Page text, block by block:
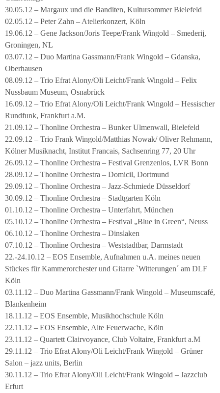
30.05.12 – Margaux und die Banditen, Kultursommer Bielefeld
02.05.12 – Peter Zahn – Atelierkonzert, Köln
19.06.12 – Gene Jackson/Joris Teepe/Frank Wingold – Smederij,
Groningen, NL
03.07.12 – Duo Martina Gassmann/Frank Wingold – Gdanska,
Oberhausen
08.09.12 – Trio Efrat Alony/Oli Leicht/Frank Wingold – Felix
Nussbaum Museum, Osnabrück
16.09.12 – Trio Efrat Alony/Oli Leicht/Frank Wingold – Hessischer
Rundfunk, Frankfurt a.M.
21.09.12 – Thonline Orchestra – Bunker Ulmenwall, Bielefeld
22.09.12 – Trio Frank Wingold/Matthias Nowak/ Oliver Rehmann,
Kölner Musiknacht, Institut Francais, Sachsenring 77, 20 Uhr
26.09.12 – Thonline Orchestra – Festival Grenzenlos, LVR Bonn
28.09.12 – Thonline Orchestra – Domicil, Dortmund
29.09.12 – Thonline Orchestra – Jazz-Schmiede Düsseldorf
30.09.12 – Thonline Orchestra – Stadtgarten Köln
01.10.12 – Thonline Orchestra – Unterfahrt, München
05.10.12 – Thonline Orchestra – Festival „Blue in Green“, Neuss
06.10.12 – Thonline Orchestra – Dinslaken
07.10.12 – Thonline Orchestra – Weststadtbar, Darmstadt
22.-24.10.12 – EOS Ensemble, Aufnahmen u.A. meines neuen
Stückes für Kammerorchester und Gitarre `Witterungen´ am DLF
Köln
03.11.12 – Duo Martina Gassmann/Frank Wingold – Museumscafé,
Blankenheim
18.11.12 – EOS Ensemble, Musikhochschule Köln
22.11.12 – EOS Ensemble, Alte Feuerwache, Köln
23.11.12 – Quartett Clairvoyance, Club Voltaire, Frankfurt a.M
29.11.12 – Trio Efrat Alony/Oli Leicht/Frank Wingold – Grüner
Salon – jazz units, Berlin
30.11.12 – Trio Efrat Alony/Oli Leicht/Frank Wingold – Jazzclub
Erfurt